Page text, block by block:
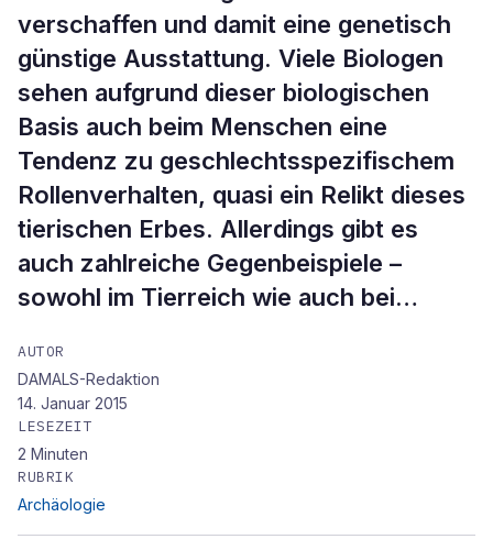
verschaffen und damit eine genetisch
günstige Ausstattung. Viele Biologen
sehen aufgrund dieser biologischen
Basis auch beim Menschen eine
Tendenz zu geschlechtsspezifischem
Rollenverhalten, quasi ein Relikt dieses
tierischen Erbes. Allerdings gibt es
auch zahlreiche Gegenbeispiele –
sowohl im Tierreich wie auch bei…
AUTOR
DAMALS-Redaktion
14. Januar 2015
LESEZEIT
2 Minuten
RUBRIK
Archäologie